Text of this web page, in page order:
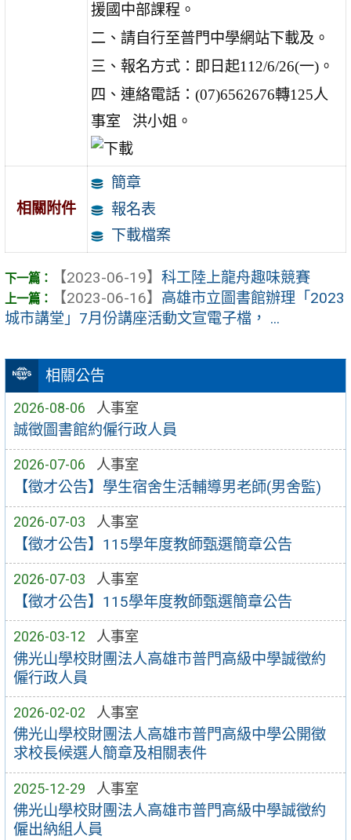
相關公告
2026-08-06 人事室
誠徵圖書館約僱行政人員
2026-07-06 人事室
【徵才公告】學生宿舍生活輔導男老師(男舍監)
2026-07-03 人事室
【徵才公告】115學年度教師甄選簡章公告
2026-07-03 人事室
【徵才公告】115學年度教師甄選簡章公告
2026-03-12 人事室
佛光山學校財團法人高雄市普門高級中學誠徵約
僱行政人員
2026-02-02 人事室
佛光山學校財團法人高雄市普門高級中學公開徵
求校長候選人簡章及相關表件
2025-12-29 人事室
佛光山學校財團法人高雄市普門高級中學誠徵約
僱出納組人員
援國中部課程。
二、請自行至普門中學網站下載及。
三、報名方式：即日起112/6/26(一)。
四、連絡電話：(07)6562676轉125人
事室 洪小姐。
相關附件
簡章
報名表
下載檔案
【2023-06-19】 科工陸上龍舟趣味競賽
【2023-06-16】 高雄市立圖書館辦理「2023
城市講堂」7月份講座活動文宣電子檔， ...